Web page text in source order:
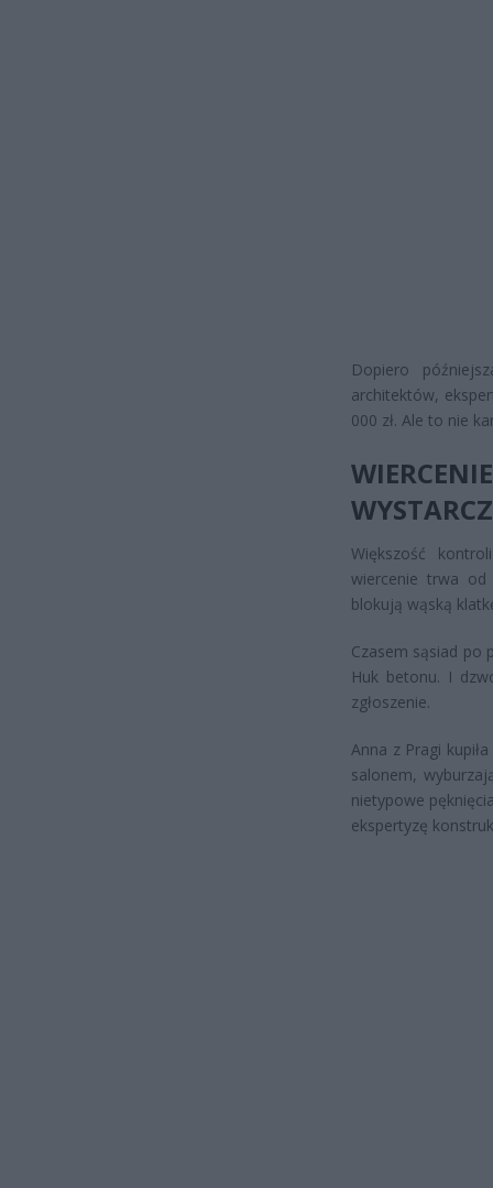
Dopiero
architektów,
000 zł. Ale to nie
Większość
wiercenie trwa od
blokują wąską
Czasem sąsiad po
Huk betonu. I
zgłoszenie.
Anna z Pragi
salonem,
nietypowe
ekspertyzę